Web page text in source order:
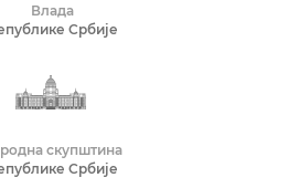
Влада
Србије
скупштина
Србије